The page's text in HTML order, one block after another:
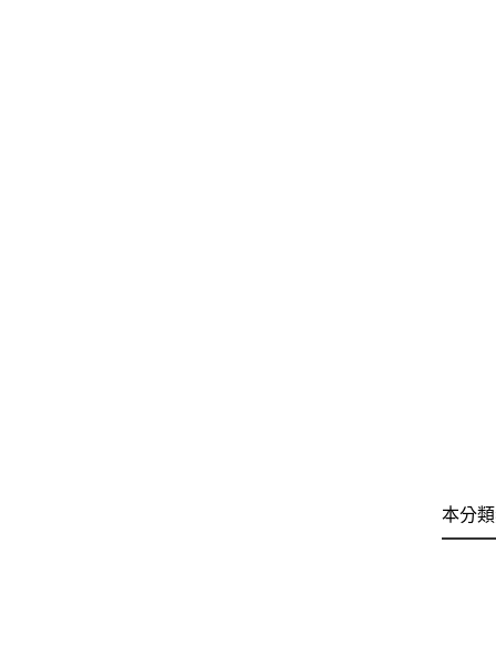
本分